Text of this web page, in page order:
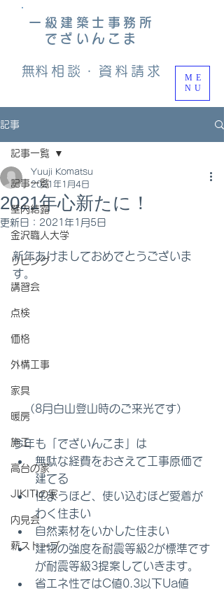
​無料相談・資料請求
一級建築士事務所
でざいんこま
ME
NU
記事
記事一覧
壁内結露
金沢職人大学
リビング
講習会
点検
価格
外構工事
家具
暖房
施工
高台の家
JIKITIの家
内見会
薪ストーブ
記事一覧
2021年心新たに！
Yuuji Komatsu
2021年1月4日
更新日： 2021年1月5日
新年あけましておめでとうございま
す。
（8月白山登山時のご来光です）
今年も「でざいんこま」は
無駄な経費をおさえて工事原価で
建てる
住まうほど、使い込むほど愛着が
わく住まい
自然素材をいかした住まい
建物の強度を耐震等級2が標準です
が耐震等級3提案していきます。
省エネ性ではC値0.3以下Ua​値